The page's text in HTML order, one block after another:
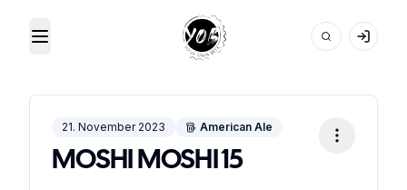
Toggle Menu Your Own Beer
21. November 2023 American Ale
MOSHI MOSHI 15